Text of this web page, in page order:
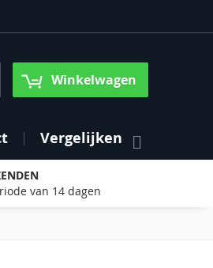
Winkelwagen
Vergelijken
van 14 dagen